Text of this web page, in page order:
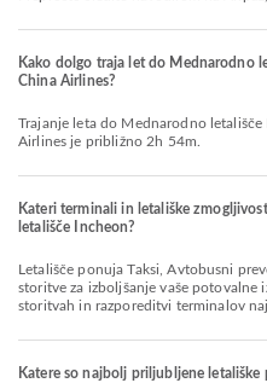
Kako dolgo traja let do Mednarodno
China Airlines?
Trajanje leta do Mednarodno letališče Incheon (ICN) z letalsko družbo China
Airlines je približno 2h 54m.
Kateri terminali in letališke
letališče Incheon?
Letališče ponuja Taksi, Avtobusni prevoz, Letališki hotel in številne druge
storitve za izboljšanje vaše potovalne
storitvah in razporeditvi terminalov
Katere so najbolj priljubljene